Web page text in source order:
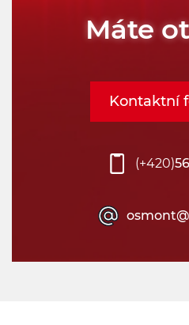
Máte
(+420)
Kontaktní